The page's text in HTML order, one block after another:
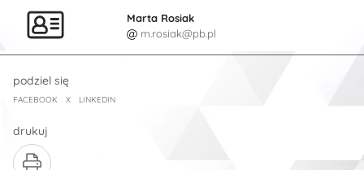
Marta Rosiak
m.rosiak@pb.pl
podziel się
FACEBOOK X LINKEDIN
drukuj